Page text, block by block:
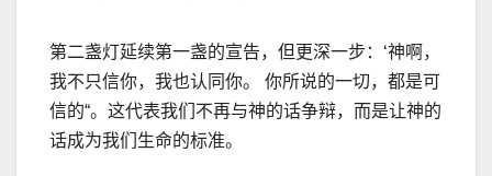
第二盏灯延续第一盏的宣告，但更深一步： ‘神啊，
我不只信你，我也认同你。 你所说的一切，都是可
信的“。这代表我们不再与神的话争辩，而是让神的
话成为我们生命的标准。